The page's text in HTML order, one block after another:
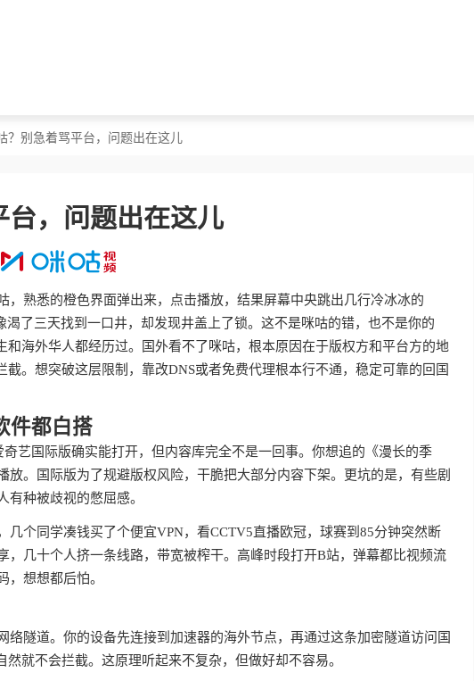
？别急着骂平台，问题出在这儿
台，问题出在这儿
，熟悉的橙色界面弹出来，点击播放，结果屏幕中央跳出几行冷冰冰的
了三天找到一口井，却发现井盖上了锁。这不是咪咕的错，也不是你的
海外华人都经历过。国外看不了咪咕，根本原因在于版权方和平台方的地
。想突破这层限制，靠改DNS或者免费代理根本行不通，稳定可靠的回国
件都白搭
艺国际版确实能打开，但内容库完全不是一回事。你想追的《漫长的季
。国际版为了规避版权风险，干脆把大部分内容下架。更坑的是，有些剧
种被歧视的憋屈感。
个同学凑钱买了个便宜VPN，看CCTV5直播欧冠，球赛到85分钟突然断
几十个人挤一条线路，带宽被榨干。高峰时段打开B站，弹幕都比视频流
，想想都后怕。
隧道。你的设备先连接到加速器的海外节点，再通过这条加密隧道访问国
就不会拦截。这原理听起来不复杂，但做好却不容易。